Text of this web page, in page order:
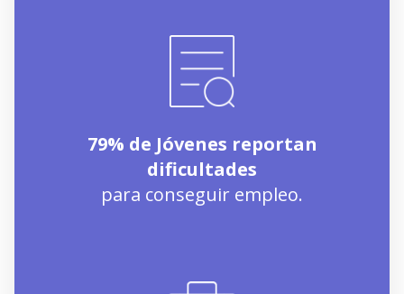
79% de Jóvenes reportan
dificultades
para conseguir empleo.